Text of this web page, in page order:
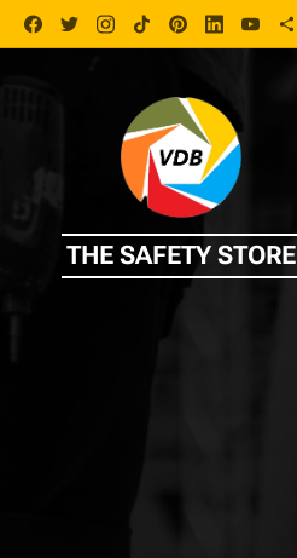
THE SAFETY STORE